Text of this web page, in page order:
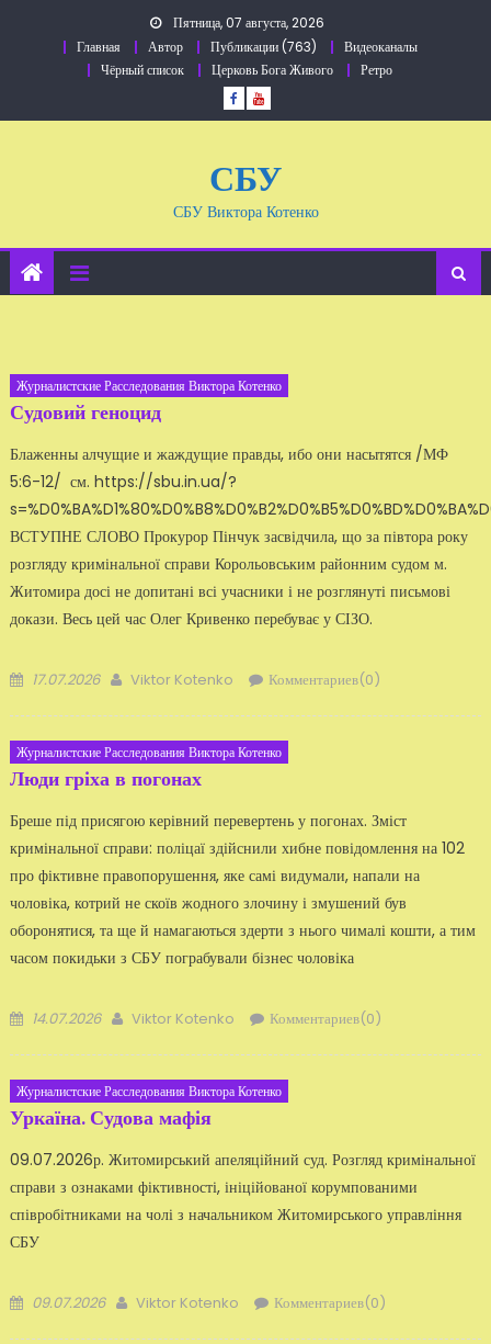
Пятница, 07 августа, 2026
Главная
Автор Публикации (763)
Видеоканалы
Чёрный список
Церковь Бога Живого Ретро
СБУ
СБУ Виктора Котенко
Журналистские Расследования Виктора Котенко
Судовий геноцид
Блаженны алчущие и жаждущие правды, ибо они насытятся /МФ
5:6-12/ см. https://sbu.in.ua/?
ВСТУПНЕ СЛОВО Прокурор Пінчук засвідчила, що за півтора року
розгляду кримінальної справи Корольовським районним судом м.
Житомира досі не допитані всі учасники і не розглянуті письмові
докази. Весь цей час Олег Кривенко перебуває у СІЗО.
Добавлено
17.07.2026 Автор
Viktor Kotenko Комментариев(0)
Журналистские Расследования Виктора Котенко
Люди гріха в погонах
Бреше під присягою керівний перевертень у погонах. Зміст
кримінальної справи: поліцаї здійснили хибне повідомлення на 102
про фіктивне правопорушення, яке самі видумали, напали на
чоловіка, котрий не скоїв жодного злочину і змушений був
оборонятися, та ще й намагаються здерти з нього чималі кошти, а тим
часом покидьки з СБУ пограбували бізнес чоловіка
Добавлено
14.07.2026 Автор
Viktor Kotenko Комментариев(0)
Журналистские Расследования Виктора Котенко
Уркаїна. Судова мафія
09.07.2026р. Житомирський апеляційний суд. Розгляд кримінальної
справи з ознаками фіктивності, ініційованої корумпованими
співробітниками на чолі з начальником Житомирського управління
СБУ
Добавлено
09.07.2026 Автор
Viktor Kotenko Комментариев(0)